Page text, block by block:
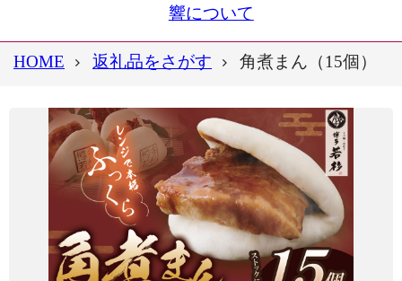
響について
HOME 返礼品をさがす 角煮まん（15個）